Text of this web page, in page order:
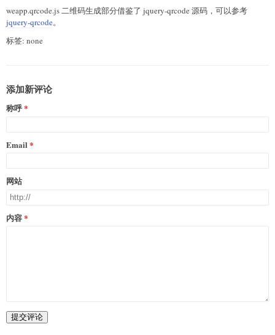
weapp.qrcode.js 二维码生成部分借鉴了 jquery-qrcode 源码，可以参考
jquery-qrcode。
标签: none
添加新评论
称呼
Email
网站
内容
提交评论